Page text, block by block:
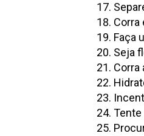
Faça
Seja
Corra
Tente